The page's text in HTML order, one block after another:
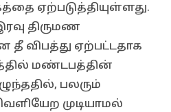
ஏற்படுத்தியுள்ளது.
திருமண
தீ விபத்து ஏற்பட்டதாக
மண்டபத்தின்
பலரும்
முடியாமல்